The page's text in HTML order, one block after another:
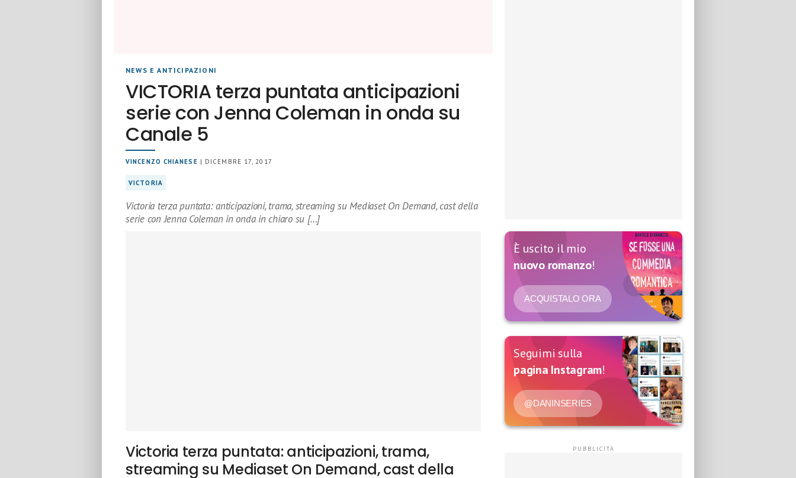
NEWS E ANTICIPAZIONI
VICTORIA terza puntata anticipazioni
serie con Jenna Coleman in onda su
Canale 5
VINCENZO CHIANESE | DICEMBRE 17, 2017
VICTORIA
Victoria terza puntata: anticipazioni, trama, streaming su Mediaset On Demand, cast della
serie con Jenna Coleman in onda in chiaro su […]
Victoria terza puntata: anticipazioni, trama,
streaming su Mediaset On Demand, cast della
È uscito il mio
nuovo romanzo!
ACQUISTALO ORA
Seguimi sulla
pagina Instagram!
@DANINSERIES